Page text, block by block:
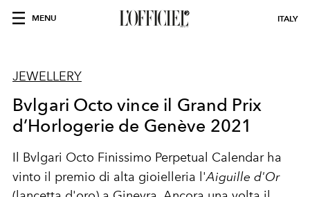
MENU ITALY
JEWELLERY
Bvlgari Octo vince il Grand Prix
d’Horlogerie de Genève 2021
Il Bvlgari Octo Finissimo Perpetual Calendar ha
vinto il premio di alta gioielleria l'Aiguille d'Or